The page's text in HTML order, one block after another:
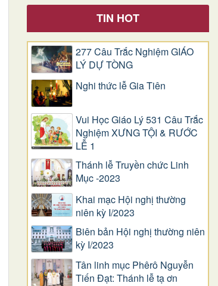
TIN HOT
277 Câu Trắc Nghiệm GIÁO
LÝ DỰ TÒNG
Nghi thức lễ Gia Tiên
Vui Học Giáo Lý 531 Câu Trắc
Nghiệm XƯNG TỘI & RƯỚC
LỄ 1
Thánh lễ Truyền chức Linh
Mục -2023
Khai mạc Hội nghị thường
niên kỳ I/2023
Biên bản Hội nghị thường niên
kỳ I/2023
Tân linh mục Phêrô Nguyễn
Tiến Đạt: Thánh lễ tạ ơn